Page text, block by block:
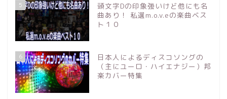
5
頭文字Dの印象強いけど他にも名
曲あり！ 私選m.o.v.eの楽曲ベス
ト１０
6
日本人によるディスコソングの
（主にユーロ・ハイエナジー）邦
楽カバー特集